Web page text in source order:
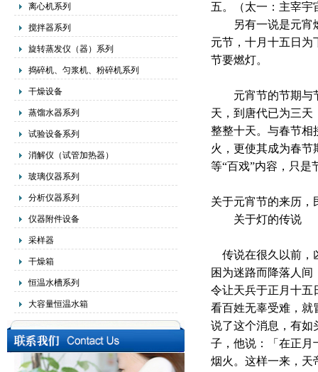
离心机系列
搅拌器系列
旋转蒸发仪（器）系列
捣碎机、匀浆机、粉碎机系列
干燥设备
蒸馏水器系列
试验设备系列
消解仪（试管加热器）
玻璃仪器系列
分析仪器系列
仪器附件设备
采样器
干燥箱
恒温水槽系列
大容量恒温水箱
五。（太一：主宰宇
另有一说是元宵燃
元节，十月十五日为
节要燃灯。
元宵节的节期与节
天，到唐代已为三天
整整十天。与春节相
火，更使其成为春节
等“百戏”内容，只是
关于元宵节的来历，
关于灯的传说
传说在很久以前，
困为迷路而降落人
令让天兵于正月十五
看百姓无辜受难，就
说了这个消息，有如
子，他说：「在正月
烟火。这样一来，天